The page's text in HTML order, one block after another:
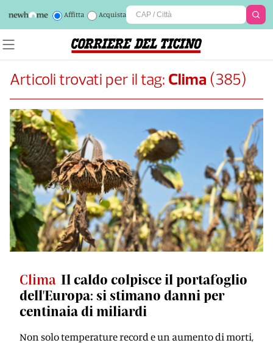
Affitta Acquista
Articoli trovati per il tag: Clima (385)
Clima Il caldo colpisce il portafoglio
dell'Europa: si stimano danni per
centinaia di miliardi
Non solo temperature record e un aumento di morti,